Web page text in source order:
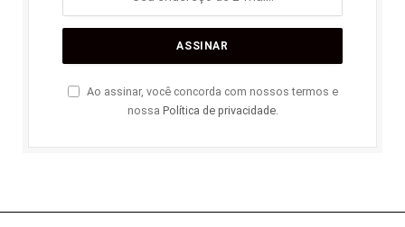
Ao assinar, você concorda com nossos termos e
nossa Política de privacidade.